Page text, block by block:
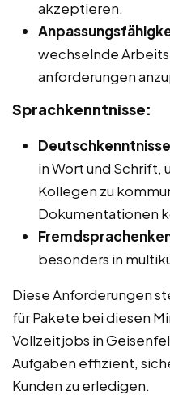
akzeptieren.
wechselnde
anforderungen
Sprachkenntnisse:
in Wort und Schrift,
Kollegen zu
Dokumentationen
besonders in
Diese Anforderungen
für Pakete bei diesen
Vollzeitjobs in
Aufgaben effizient,
Kunden zu erledigen.